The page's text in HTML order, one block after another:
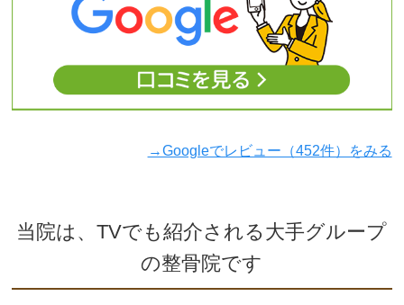
→Googleでレビュー（452件）をみる
当院は、TVでも紹介される大手グループ
の整骨院です